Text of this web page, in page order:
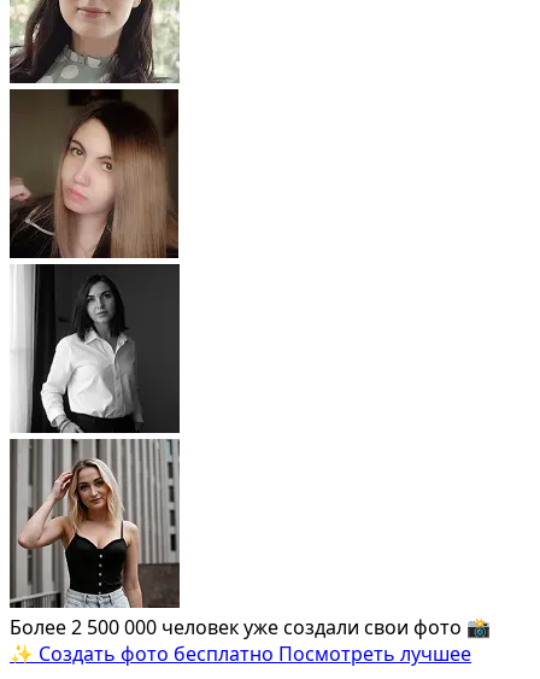
Описание изображения
Улучшить качество фото
Определить цветотип
Мужская причёска
Замена лица
Текст по фото
ИИ-редактор фото
Возраст по фото
Состарить фото
Фото в мультяшку
Фото как полароид
Отбелить зубы
Удалить водяной знак
Календарь из фото
Определить растение
Форма лица
Все фотосессии
Более 2 500 000 человек уже создали свои фото 📸️️️️️️
✨ Создать фото бесплатно Посмотреть лучшее